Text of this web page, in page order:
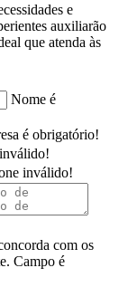
e
auxiliarão
que atenda às
Nome é
é obrigatório!
inválido!
com os
Campo é